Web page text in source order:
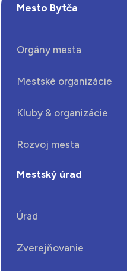
Mesto Bytča
Orgány mesta
Mestské organizácie
Kluby & organizácie
Rozvoj mesta
Mestský úrad
Úrad
Zverejňovanie